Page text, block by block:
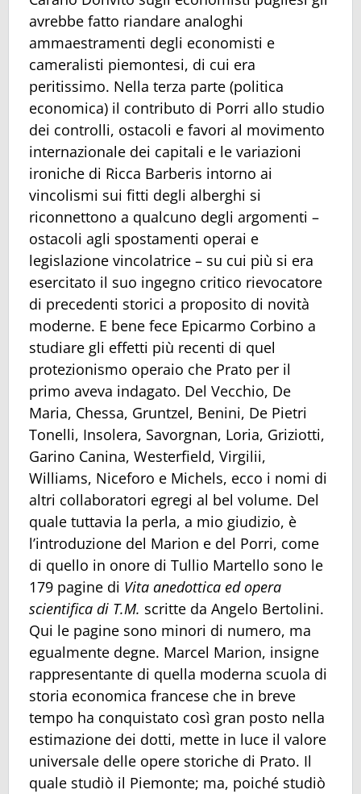
avrebbe fatto riandare analoghi
ammaestramenti degli economisti e
cameralisti piemontesi, di cui era
peritissimo. Nella terza parte (politica
economica) il contributo di Porri allo studio
dei controlli, ostacoli e favori al movimento
internazionale dei capitali e le variazioni
ironiche di Ricca Barberis intorno ai
vincolismi sui fitti degli alberghi si
riconnettono a qualcuno degli argomenti –
ostacoli agli spostamenti operai e
legislazione vincolatrice – su cui più si era
esercitato il suo ingegno critico rievocatore
di precedenti storici a proposito di novità
moderne. E bene fece Epicarmo Corbino a
studiare gli effetti più recenti di quel
protezionismo operaio che Prato per il
primo aveva indagato. Del Vecchio, De
Maria, Chessa, Gruntzel, Benini, De Pietri
Tonelli, Insolera, Savorgnan, Loria, Griziotti,
Garino Canina, Westerfield, Virgilii,
Williams, Niceforo e Michels, ecco i nomi di
altri collaboratori egregi al bel volume. Del
quale tuttavia la perla, a mio giudizio, è
l’introduzione del Marion e del Porri, come
di quello in onore di Tullio Martello sono le
179 pagine di Vita anedottica ed opera
scientifica di T.M. scritte da Angelo Bertolini.
Qui le pagine sono minori di numero, ma
egualmente degne. Marcel Marion, insigne
rappresentante di quella moderna scuola di
storia economica francese che in breve
tempo ha conquistato così gran posto nella
estimazione dei dotti, mette in luce il valore
universale delle opere storiche di Prato. Il
quale studiò il Piemonte; ma, poiché studiò